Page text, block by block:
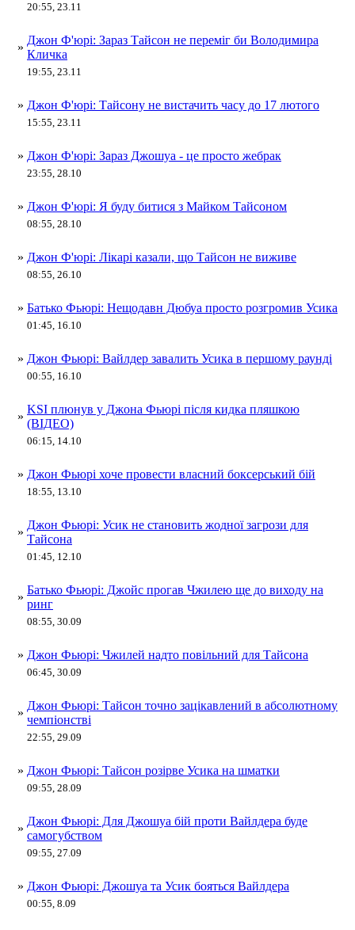
20:55, 23.11
»
Джон Ф'юрі: Зараз Тайсон не переміг би Володимира
Кличка
19:55, 23.11
» Джон Ф'юрі: Тайсону не вистачить часу до 17 лютого
15:55, 23.11
» Джон Ф'юрі: Зараз Джошуа - це просто жебрак
23:55, 28.10
» Джон Ф'юрі: Я буду битися з Майком Тайсоном
08:55, 28.10
» Джон Ф'юрі: Лікарі казали, що Тайсон не виживе
08:55, 26.10
» Батько Фьюрі: Нещодавн Дюбуа просто розгромив Усика
01:45, 16.10
» Джон Фьюрі: Вайлдер завалить Усика в першому раунді
00:55, 16.10
»
KSI плюнув у Джона Фьюрі після кидка пляшкою
(ВІДЕО)
06:15, 14.10
» Джон Фьюрі хоче провести власний боксерський бій
18:55, 13.10
»
Джон Фьюрі: Усик не становить жодної загрози для
Тайсона
01:45, 12.10
»
Батько Фьюрі: Джойс прогав Чжилею ще до виходу на
ринг
08:55, 30.09
» Джон Фьюрі: Чжилей надто повільний для Тайсона
06:45, 30.09
»
Джон Фьюрі: Тайсон точно зацікавлений в абсолютному
чемпіонстві
22:55, 29.09
» Джон Фьюрі: Тайсон розірве Усика на шматки
09:55, 28.09
»
Джон Фьюрі: Для Джошуа бій проти Вайлдера буде
самогубством
09:55, 27.09
» Джон Фьюрі: Джошуа та Усик бояться Вайлдера
00:55, 8.09